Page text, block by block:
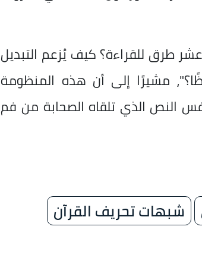
طرق للقراءة؟ كيف يُزعم التبديل
مشيرًا إلى أن هذه المنظومة
النص الذي تلقاه الصحابة من فم
شبهات تحريف القرآن